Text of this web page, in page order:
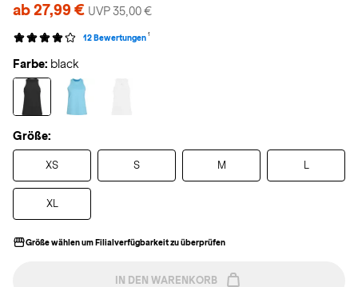
ab 27,99 € UVP 35,00 €
12 Bewertungen 1
Farbe: black
Größe:
XS S M L
XL
Größe wählen um Filialverfügbarkeit zu überprüfen
IN DEN WARENKORB